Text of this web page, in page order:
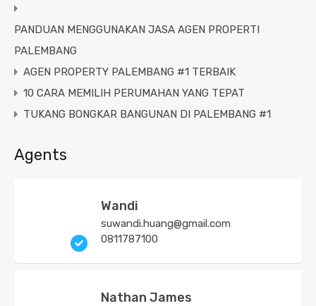
PANDUAN MENGGUNAKAN JASA AGEN PROPERTI
PALEMBANG
AGEN PROPERTY PALEMBANG #1 TERBAIK
10 CARA MEMILIH PERUMAHAN YANG TEPAT
TUKANG BONGKAR BANGUNAN DI PALEMBANG #1
Agents
Wandi
suwandi.huang@gmail.com
0811787100
Nathan James